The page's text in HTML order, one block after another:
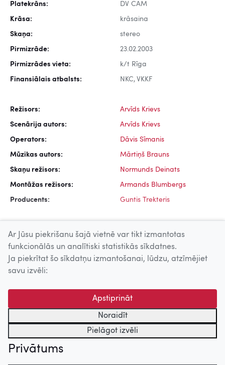
Platekrāns: DV CAM
Krāsa: krāsaina
Skaņa: stereo
Pirmizrāde: 23.02.2003
Pirmizrādes vieta: k/t Rīga
Finansiālais atbalsts: NKC, VKKF
Režisors: Arvīds Krievs
Scenārija autors: Arvīds Krievs
Operators: Dāvis Sīmanis
Mūzikas autors: Mārtiņš Brauns
Skaņu režisors: Normunds Deinats
Montāžas režisors: Armands Blumbergs
Producents: Guntis Trekteris
Uz augšu
© 2026 Nacionālais Kino centrs, Kultūras informācijas sistēmu
centrs. Sadarbības partneris: Latvijas Valsts
kinofotofonodokumentu arhīvs.
Ar Jūsu piekrišanu šajā vietnē var tikt izmantotas
funkcionālās un analītiski statistikās sīkdatnes.
Ja piekrītat šo sīkdatņu izmantošanai, lūdzu, atzīmējiet
savu izvēli:
Apstiprināt
Noraidīt
Pielāgot izvēli
Privātums